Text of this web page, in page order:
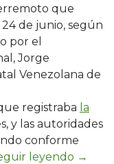
que
de junio, según
por el
Jorge
Venezolana de
registraba la
y las autoridades
conforme